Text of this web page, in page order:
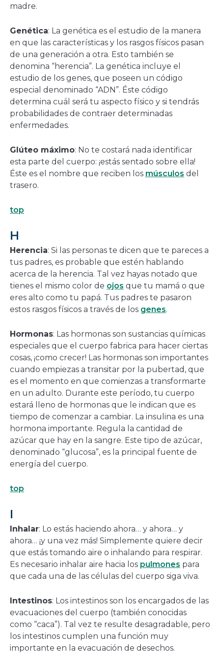
madre.
Genética: La genética es el estudio de la manera
en que las características y los rasgos físicos pasan
de una generación a otra. Esto también se
denomina “herencia”. La genética incluye el
estudio de los genes, que poseen un código
especial denominado “ADN”. Éste código
determina cuál será tu aspecto físico y si tendrás
probabilidades de contraer determinadas
enfermedades.
Glúteo máximo: No te costará nada identificar
esta parte del cuerpo: ¡estás sentado sobre ella!
Éste es el nombre que reciben los músculos del
trasero.
top
H
Herencia: Si las personas te dicen que te pareces a
tus padres, es probable que estén hablando
acerca de la herencia. Tal vez hayas notado que
tienes el mismo color de ojos que tu mamá o que
eres alto como tu papá. Tus padres te pasaron
estos rasgos físicos a través de los genes.
Hormonas: Las hormonas son sustancias químicas
especiales que el cuerpo fabrica para hacer ciertas
cosas, ¡como crecer! Las hormonas son importantes
cuando empiezas a transitar por la pubertad, que
es el momento en que comienzas a transformarte
en un adulto. Durante este período, tu cuerpo
estará lleno de hormonas que le indican que es
tiempo de comenzar a cambiar. La insulina es una
hormona importante. Regula la cantidad de
azúcar que hay en la sangre. Este tipo de azúcar,
denominado “glucosa”, es la principal fuente de
energía del cuerpo.
top
I
Inhalar: Lo estás haciendo ahora… y ahora… y
ahora… ¡y una vez más! Simplemente quiere decir
que estás tomando aire o inhalando para respirar.
Es necesario inhalar aire hacia los pulmones para
que cada una de las células del cuerpo siga viva.
Intestinos: Los intestinos son los encargados de las
evacuaciones del cuerpo (también conocidas
como “caca”). Tal vez te resulte desagradable, pero
los intestinos cumplen una función muy
importante en la evacuación de desechos.